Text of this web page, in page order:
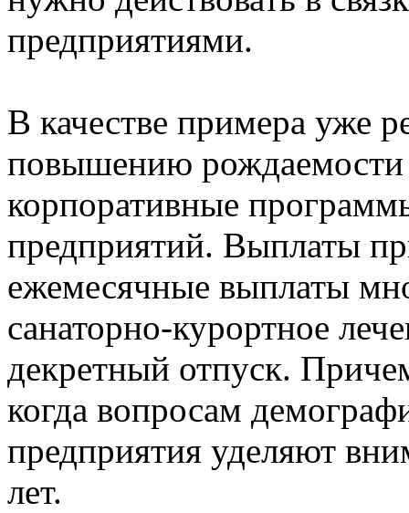
предприятиями.
В качестве примера уже
повышению
корпоративные
предприятий. Выплаты
ежемесячные выплаты
санаторно-курортное
декретный отпуск.
когда вопросам
предприятия уделяют
лет.